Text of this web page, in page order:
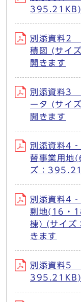
395.21KB)
別添資料2
積図 (サイ
開きます
別添資料3
ータ (サイ
開きます
別添資料
替事業用地
ズ：
別添資料
剰地(16・
棟) (サイズ
きます
別添資料5
395.21KB)